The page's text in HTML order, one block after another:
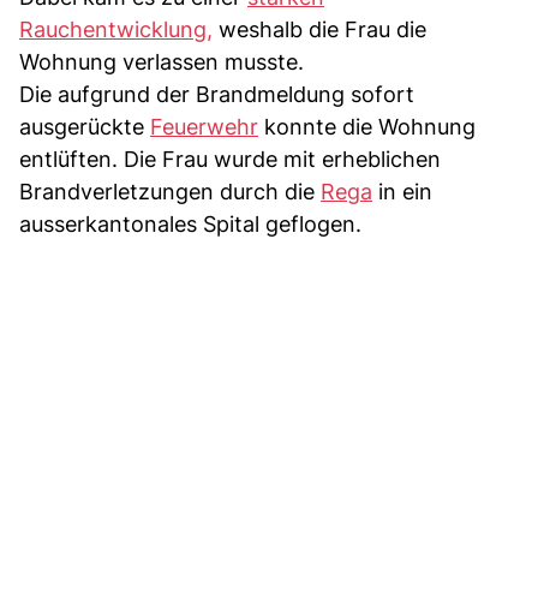
Rauchentwicklung, weshalb die Frau die
Wohnung verlassen musste.
Die aufgrund der Brandmeldung sofort
ausgerückte Feuerwehr konnte die Wohnung
entlüften. Die Frau wurde mit erheblichen
Brandverletzungen durch die Rega in ein
ausserkantonales Spital geflogen.